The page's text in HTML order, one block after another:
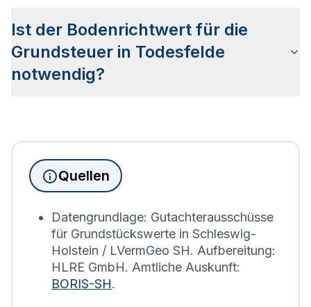
anderer Städte Deutschlands. Die Karte wird in so
genannte Bodenrichtwertzonen unterteilt, die
Aufschluss über den Wert des Bodens sowie die
Bebauung geben.
Ist der Bodenrichtwert für die
Grundsteuer in Todesfelde
notwendig?
Immobilien, die sich in Todesfelde befinden, wird
die Grundsteuererklärung auf Basis des
Bodenrichtwerts des entsprechenden Jahres
Quellen
Datengrundlage: Gutachterausschüsse
für Grundstückswerte in Schleswig-
Holstein / LVermGeo SH. Aufbereitung:
HLRE GmbH. Amtliche Auskunft:
BORIS-SH.